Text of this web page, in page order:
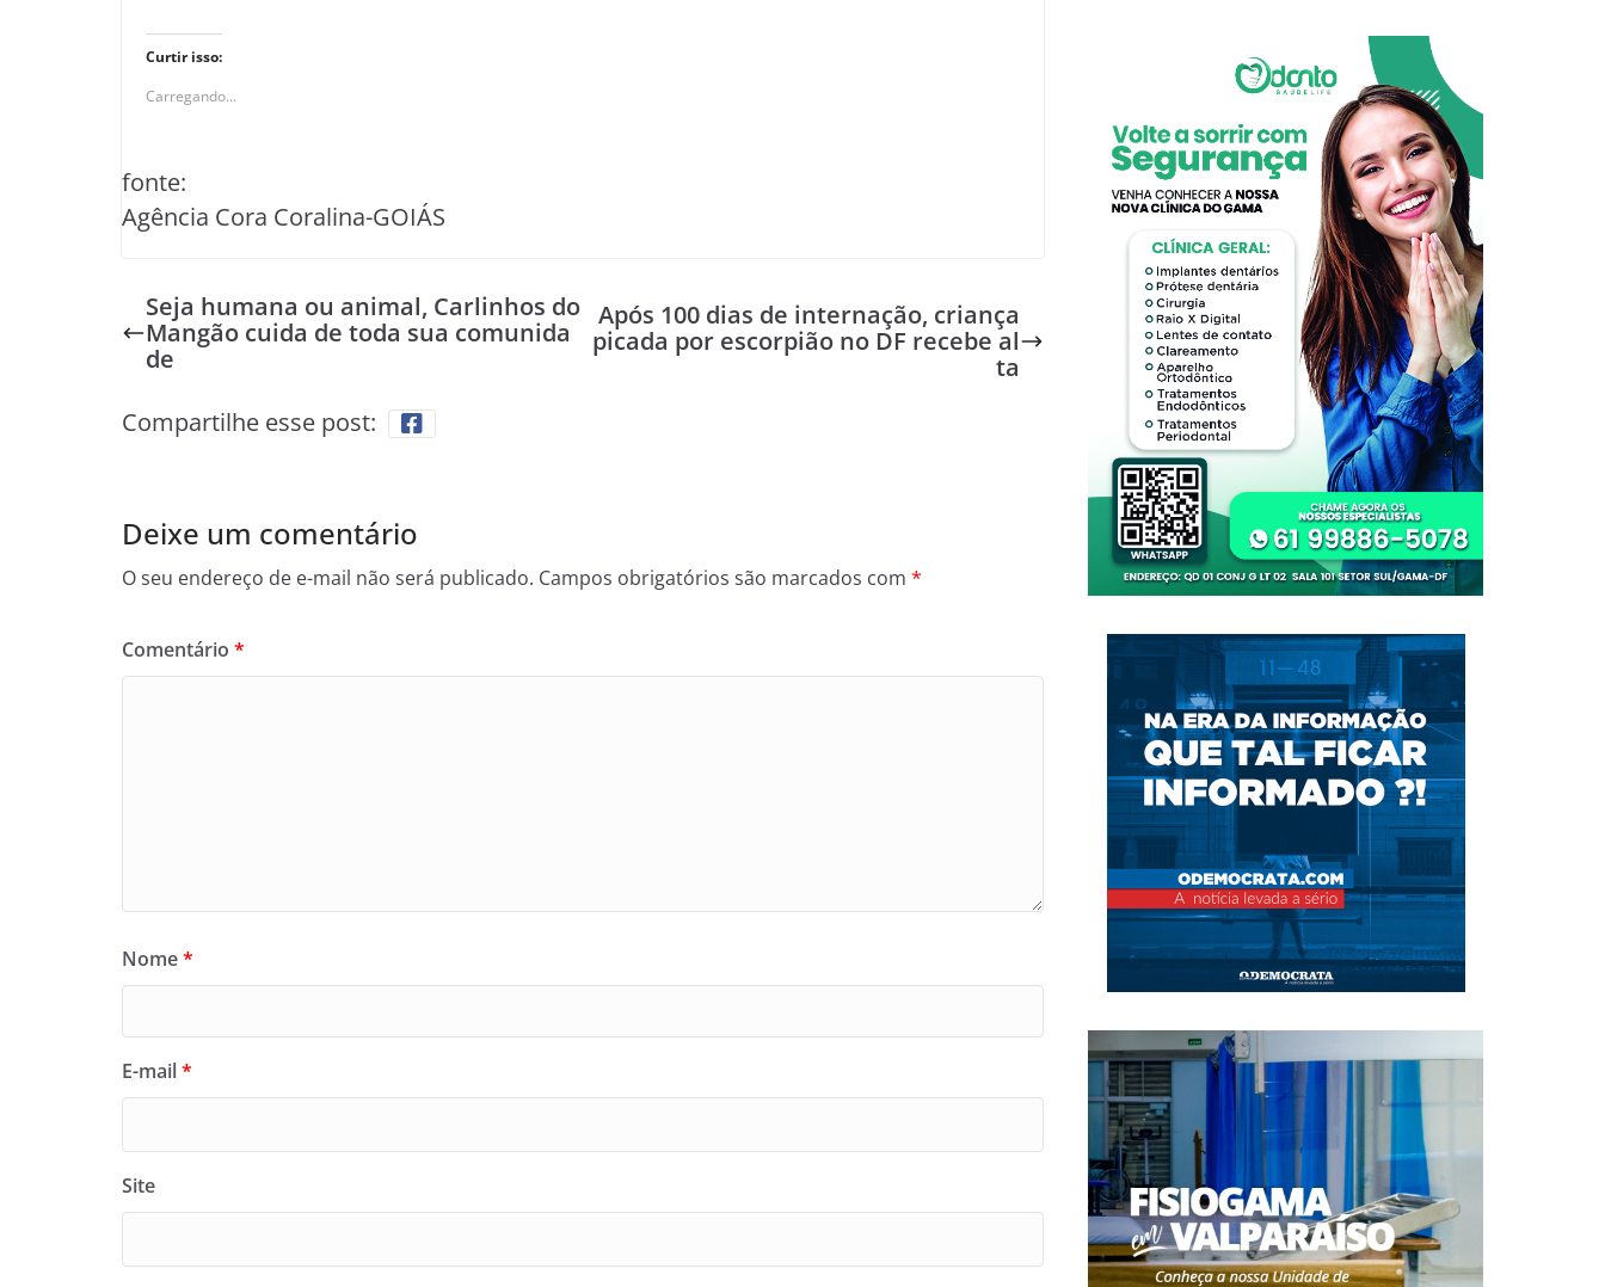
Curtir isso:
Carregando...
fonte:
Agência Cora Coralina-GOIÁS
Seja humana ou animal, Carlinhos do
Mangão cuida de toda sua comunida
de
Após 100 dias de internação, criança
picada por escorpião no DF recebe al
ta
Compartilhe esse post:
Deixe um comentário
O seu endereço de e-mail não será publicado. Campos obrigatórios são marcados com *
Comentário *
Nome*
E-mail*
Site